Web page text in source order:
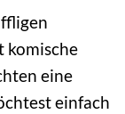
komische
eine
einfach